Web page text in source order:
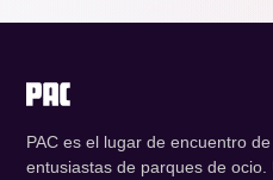
PAC es el lugar de encuentro
entusiastas de parques de